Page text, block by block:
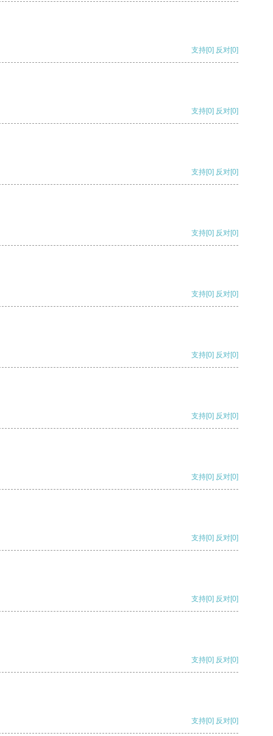
支持[0] 反对[0]
支持[0] 反对[0]
支持[0] 反对[0]
支持[0] 反对[0]
支持[0] 反对[0]
支持[0] 反对[0]
支持[0] 反对[0]
支持[0] 反对[0]
支持[0] 反对[0]
支持[0] 反对[0]
支持[0] 反对[0]
支持[0] 反对[0]